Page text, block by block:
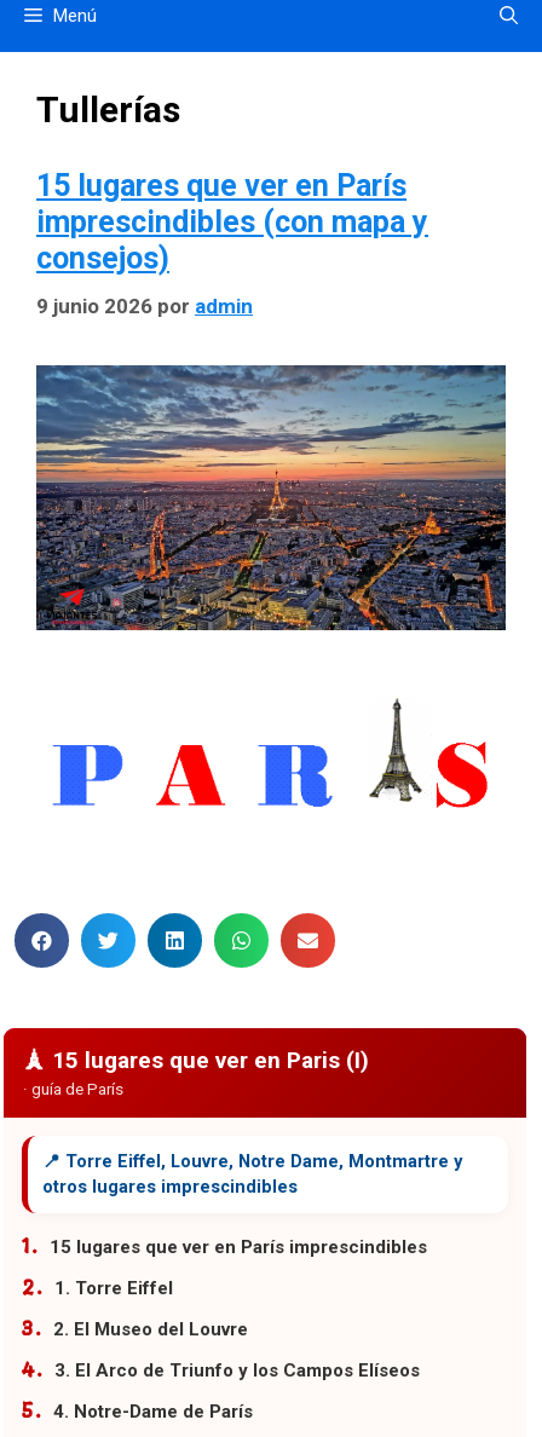
Menú
Tullerías
15 lugares que ver en París
imprescindibles (con mapa y
consejos)
9 junio 2026 por admin
15 lugares que ver en Paris (I)
15 lugares que ver en París imprescindibles
1. Torre Eiffel
2. El Museo del Louvre
3. El Arco de Triunfo y los Campos Elíseos
4. Notre-Dame de París